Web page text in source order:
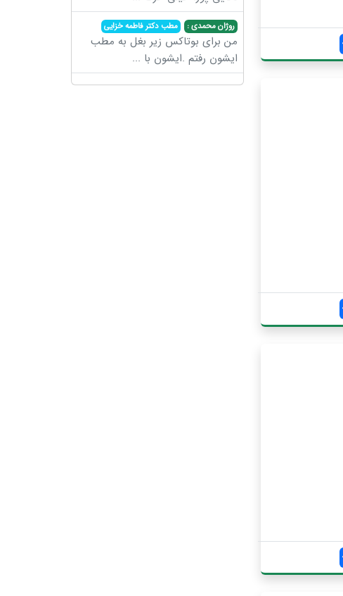
روژان محمدی : مطب دکتر فاطمه خزایی
من برای بوتاکس زیر بغل به مطب
ایشون رفتم .ایشون با ...